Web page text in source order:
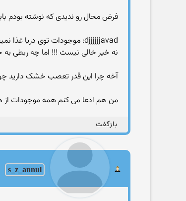
فرض محال رو ندیدی که نوشته بودم
djjjjjjavad: موجودات توی دریا غذا نمیخورن؟از آب خالی تغذیه میکنن؟
نه خیر خالی نیست !!! اما چه ربطی به
آخه چرا این قدر تعصب خشک دارید
من هم ادعا می کنم همه موجودات از
بازگفت
s_z_annul